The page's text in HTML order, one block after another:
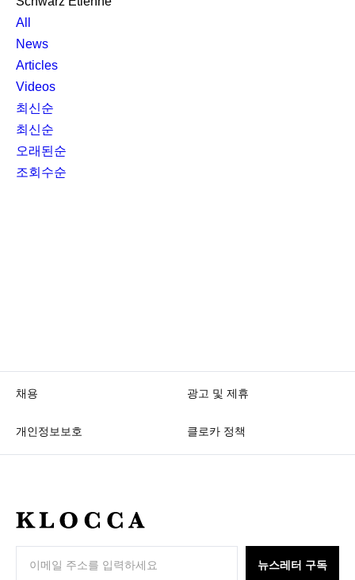
All
News
Articles
Videos
최신순
최신순
오래된순
조회수순
채용 광고 및 제휴
개인정보보호 클로카 정책
K
뉴스레터 구독